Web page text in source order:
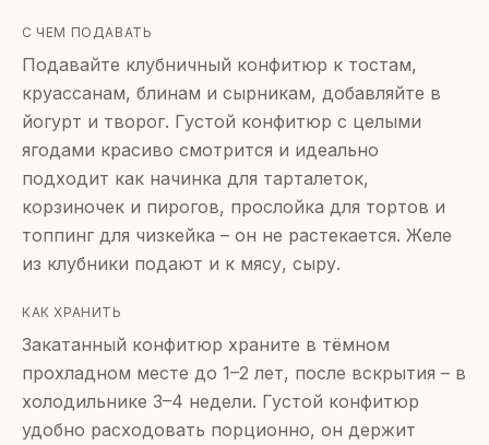
С ЧЕМ ПОДАВАТЬ
Подавайте клубничный конфитюр к тостам,
круассанам, блинам и сырникам, добавляйте в
йогурт и творог. Густой конфитюр с целыми
ягодами красиво смотрится и идеально
подходит как начинка для тарталеток,
корзиночек и пирогов, прослойка для тортов и
топпинг для чизкейка – он не растекается. Желе
из клубники подают и к мясу, сыру.
КАК ХРАНИТЬ
Закатанный конфитюр храните в тёмном
прохладном месте до 1–2 лет, после вскрытия – в
холодильнике 3–4 недели. Густой конфитюр
удобно расходовать порционно, он держит